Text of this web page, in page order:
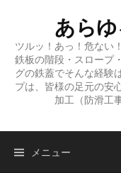
キ
あら
ツルッ！あっ！危ない
鉄板の階段・スロープ
グの鉄蓋でそんな経験
プは、皆様の足元の安
加工（防滑工
メニュー